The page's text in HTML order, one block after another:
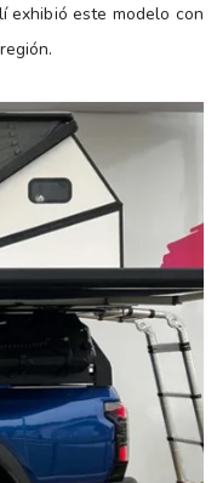
exhibió este modelo con